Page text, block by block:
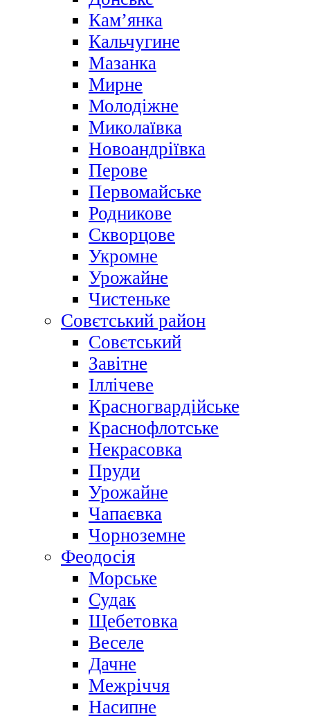
Кам’янка
Кальчугине
Мазанка
Мирне
Молодіжне
Миколаївка
Новоандріївка
Перове
Первомайське
Родникове
Скворцове
Укромне
Урожайне
Чистеньке
Совєтський район
Совєтський
Завітне
Іллічеве
Красногвардійське
Краснофлотське
Некрасовка
Пруди
Урожайне
Чапаєвка
Чорноземне
Феодосія
Морське
Судак
Щебетовка
Веселе
Дачне
Межріччя
Насипне